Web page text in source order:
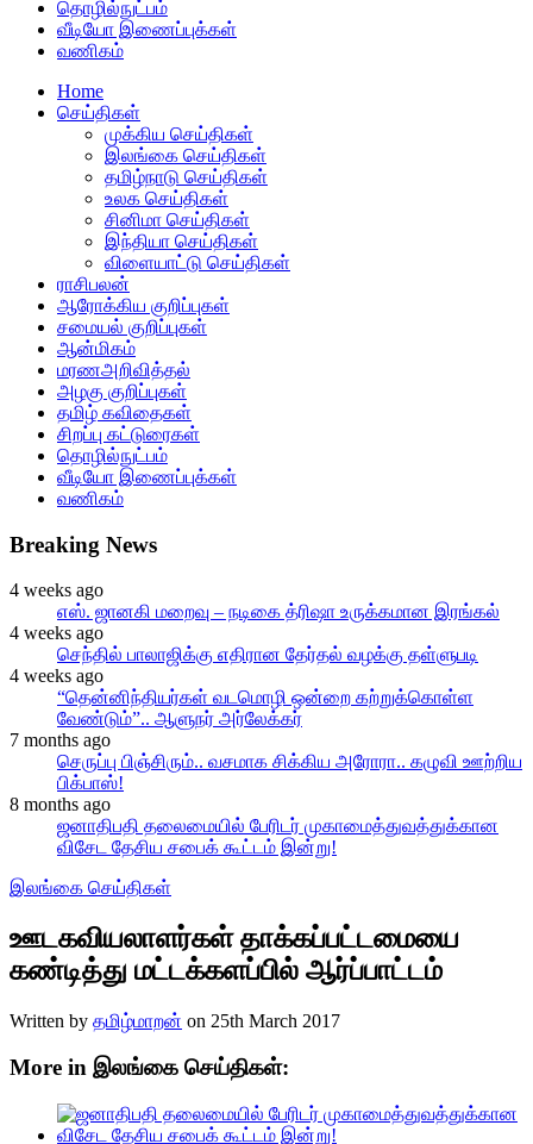
தொழில்நுட்பம்
வீடியோ இணைப்புக்கள்
வணிகம்
Home
செய்திகள்
முக்கிய செய்திகள்
இலங்கை செய்திகள்
தமிழ்நாடு செய்திகள்
உலக செய்திகள்
சினிமா செய்திகள்
இந்தியா செய்திகள்
விளையாட்டு செய்திகள்
ராசிபலன்
ஆரோக்கிய குறிப்புகள்
சமையல் குறிப்புகள்
ஆன்மிகம்
மரணஅறிவித்தல்
அழகு குறிப்புகள்
தமிழ் கவிதைகள்
சிறப்பு கட்டுரைகள்
தொழில்நுட்பம்
வீடியோ இணைப்புக்கள்
வணிகம்
Breaking News
4 weeks ago
எஸ். ஜானகி மறைவு – நடிகை த்ரிஷா உருக்கமான இரங்கல்
4 weeks ago
செந்தில் பாலாஜிக்கு எதிரான தேர்தல் வழக்கு தள்ளுபடி
4 weeks ago
“தென்னிந்தியர்கள் வடமொழி ஒன்றை கற்றுக்கொள்ள
வேண்டும்”.. ஆளுநர் அர்லேக்கர்
7 months ago
செருப்பு பிஞ்சிரும்.. வசமாக சிக்கிய அரோரா.. கழுவி ஊற்றிய
பிக்பாஸ்!
8 months ago
ஜனாதிபதி தலைமையில் பேரிடர் முகாமைத்துவத்துக்கான
விசேட தேசிய சபைக் கூட்டம் இன்று!
இலங்கை செய்திகள்
ஊடகவியலாளர்கள் தாக்கப்பட்டமையை
கண்டித்து மட்டக்களப்பில் ஆர்ப்பாட்டம்
Written by தமிழ்மாறன் on 25th March 2017
More in இலங்கை செய்திகள்: